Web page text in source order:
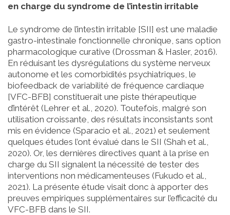
en charge du syndrome de l’intestin irritable
Le syndrome de l’intestin irritable [SII] est une maladie
gastro-intestinale fonctionnelle chronique, sans option
pharmacologique curative (Drossman & Hasler, 2016).
En réduisant les dysrégulations du système nerveux
autonome et les comorbidités psychiatriques, le
biofeedback de variabilité de fréquence cardiaque
[VFC-BFB] constituerait une piste thérapeutique
d’intérêt (Lehrer et al., 2020). Toutefois, malgré son
utilisation croissante, des résultats inconsistants sont
mis en évidence (Sparacio et al., 2021) et seulement
quelques études l’ont évalué dans le SII (Shah et al.,
2020). Or, les dernières directives quant à la prise en
charge du SII signalent la nécessité de tester des
interventions non médicamenteuses (Fukudo et al.,
2021). La présente étude visait donc à apporter des
preuves empiriques supplémentaires sur l’efficacité du
VFC-BFB dans le SII.